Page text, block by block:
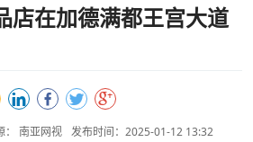
店在加德满都王宫大道
： 南亚网视 发布时间：2025-01-12 13:32